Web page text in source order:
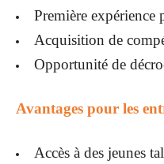
Première expérience
Acquisition de
Opportunité de
Avantages pour les
Accès à des jeunes